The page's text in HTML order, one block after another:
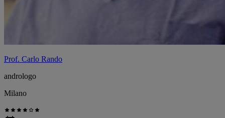
Prof. Carlo Rando
andrologo
Milano